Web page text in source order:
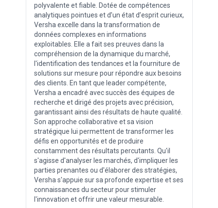
polyvalente et fiable. Dotée de compétences
analytiques pointues et d’un état d’esprit curieux,
Versha excelle dans la transformation de
données complexes en informations
exploitables. Elle a fait ses preuves dans la
compréhension de la dynamique du marché,
l'identification des tendances et la fourniture de
solutions sur mesure pour répondre aux besoins
des clients. En tant que leader compétente,
Versha a encadré avec succès des équipes de
recherche et dirigé des projets avec précision,
garantissant ainsi des résultats de haute qualité.
Son approche collaborative et sa vision
stratégique lui permettent de transformer les
défis en opportunités et de produire
constamment des résultats percutants. Qu'il
s'agisse d'analyser les marchés, d'impliquer les
parties prenantes ou d'élaborer des stratégies,
Versha s'appuie sur sa profonde expertise et ses
connaissances du secteur pour stimuler
l'innovation et offrir une valeur mesurable.